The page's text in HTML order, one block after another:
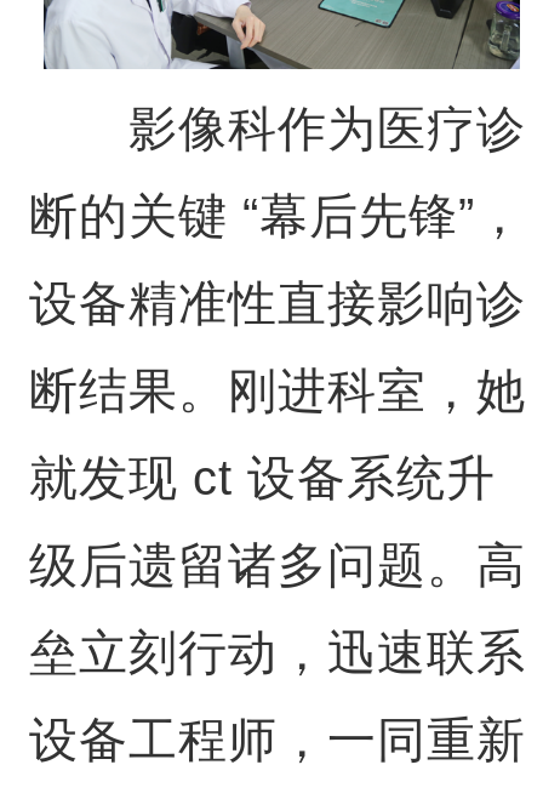
影像科作为医疗诊
断的关键 “幕后先锋”，
设备精准性直接影响诊
断结果。刚进科室，她
就发现 ct 设备系统升
级后遗留诸多问题。高
垒立刻行动，迅速联系
设备工程师，一同重新